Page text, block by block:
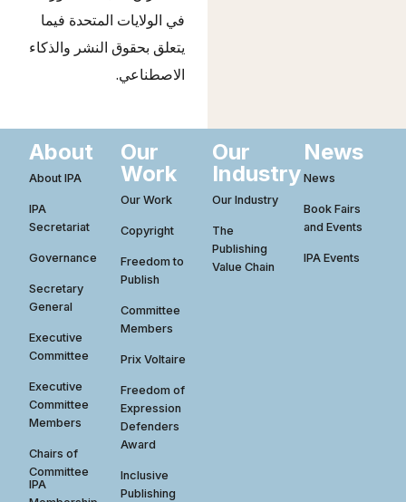
في الولايات المتحدة فيما
يتعلق بحقوق النشر والذكاء
الاصطناعي.
About
About IPA
IPA
Secretariat
Governance
Secretary
General
Executive
Committee
Executive
Committee
Members
Chairs of
Committee
IPA
Our
Work
Our Work
Copyright
Freedom to
Publish
Committee
Members
Prix Voltaire
Freedom of
Expression
Defenders
Award
Inclusive
Publishing
Our
Industry
Our Industry
The
Publishing
Value Chain
News
News
Book Fairs
and Events
IPA Events